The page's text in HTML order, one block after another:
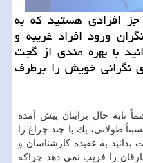
افرادی هستید كه به
ورود افراد غریبه و
با بهره مندی از گجت
نگرانی خویش را برطرف
تابه حال برایتان پیش آمده
طولانی، یك یا چند چراغ را
به عقیده كارشناسان و
را فریب نمی دهد چراكه